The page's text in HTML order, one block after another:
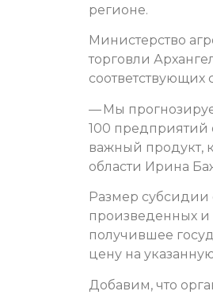
регионе.
Министерство
торговли
соответствующих
— Мы
100 предприятий
важный продукт,
области Ирина
Размер субсидии
произведенных и
получившее
цену на
Добавим, что